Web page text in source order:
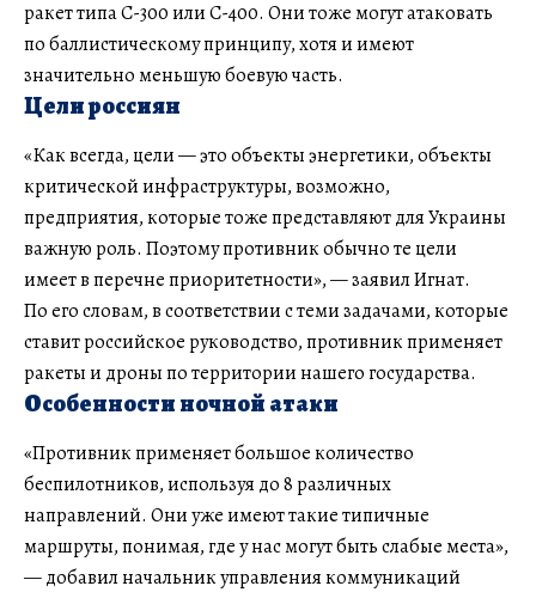
ракет типа С-300 или С-400. Они тоже могут атаковать
по баллистическому принципу, хотя и имеют
значительно меньшую боевую часть.
Цели россиян
«Как всегда, цели — это объекты энергетики, объекты
критической инфраструктуры, возможно,
предприятия, которые тоже представляют для Украины
важную роль. Поэтому противник обычно те цели
имеет в перечне приоритетности», — заявил Игнат.
По его словам, в соответствии с теми задачами, которые
ставит российское руководство, противник применяет
ракеты и дроны по территории нашего государства.
Особенности ночной атаки
«Противник применяет большое количество
беспилотников, используя до 8 различных
направлений. Они уже имеют такие типичные
маршруты, понимая, где у нас могут быть слабые места»,
— добавил начальник управления коммуникаций